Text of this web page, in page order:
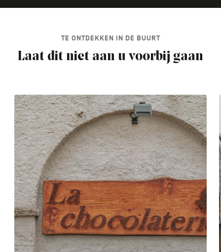
TE ONTDEKKEN IN DE BUURT
Laat dit niet aan u voorbij gaan